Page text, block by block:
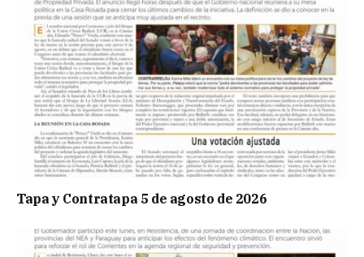
Tapa y Contratapa 5 de agosto de 2026